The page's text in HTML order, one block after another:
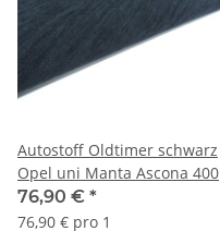
Autostoff Oldtimer schwarz
Opel uni Manta Ascona 400
76,90 € *
76,90 € pro 1